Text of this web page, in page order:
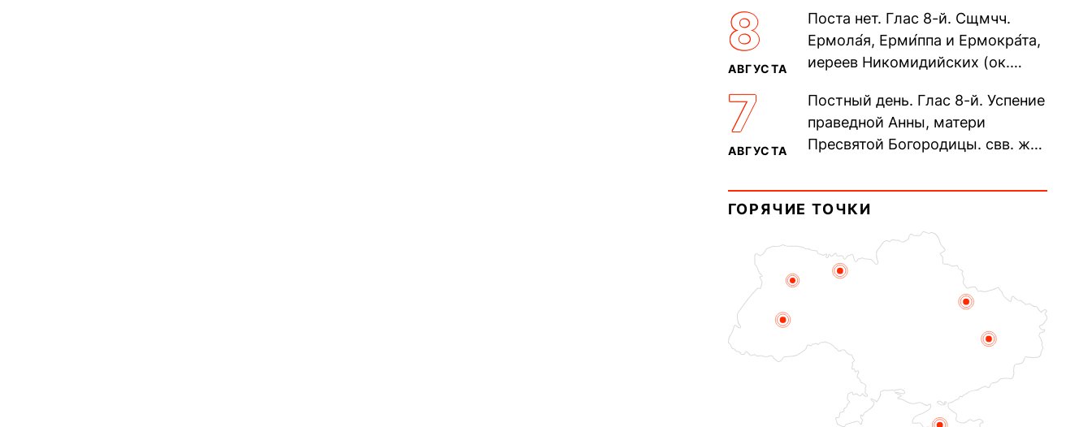
Николая Кочанова, Христа
ради...
8
АВГУСТА
Поста нет. Глас 8-й. Сщмчч.
Ермола́я, Ерми́ппа и Ермокра́та,
иереев Никомидийских (ок.
Печерского, в Ближних
пещерах...
7
АВГУСТА
Постный день. Глас 8-й. Успение
праведной Анны, матери
Пресвятой Богородицы. свв. жен
прп. Евпракси́и девы,...
ГОРЯЧИЕ ТОЧКИ